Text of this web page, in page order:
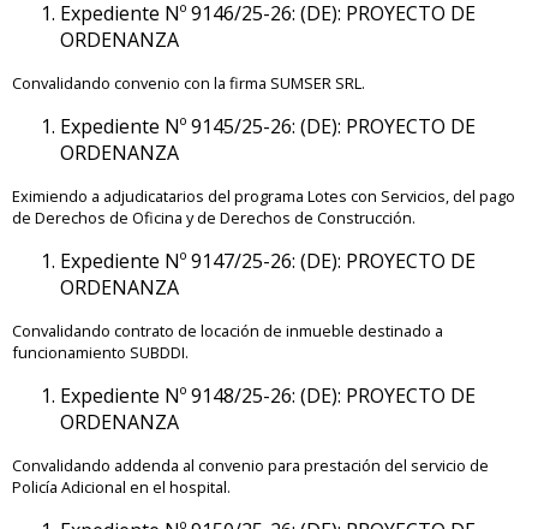
Expediente Nº 9146/25-26: (DE): PROYECTO DE
ORDENANZA
Convalidando convenio con la firma SUMSER SRL.
Expediente Nº 9145/25-26: (DE): PROYECTO DE
ORDENANZA
Eximiendo a adjudicatarios del programa Lotes con Servicios, del pago
de Derechos de Oficina y de Derechos de Construcción.
Expediente Nº 9147/25-26: (DE): PROYECTO DE
ORDENANZA
Convalidando contrato de locación de inmueble destinado a
funcionamiento SUBDDI.
Expediente Nº 9148/25-26: (DE): PROYECTO DE
ORDENANZA
Convalidando addenda al convenio para prestación del servicio de
Policía Adicional en el hospital.